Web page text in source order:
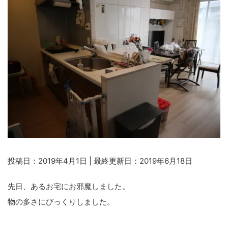
投稿日：2019年4月1日 | 最終更新日：2019年6月18日
先日、あるお宅にお邪魔しました。
物の多さにびっくりしました。